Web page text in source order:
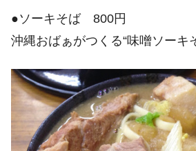
●ソーキそば 800円
沖縄おばぁがつくる“味噌ソーキ